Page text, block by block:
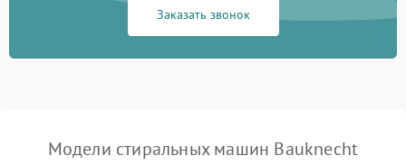
Заказать звонок
Модели стиральных машин Bauknecht